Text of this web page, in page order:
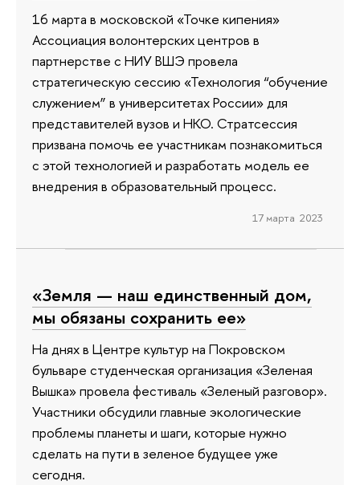
16 марта в московской «Точке кипения»
Ассоциация волонтерских центров в
партнерстве с НИУ ВШЭ провела
стратегическую сессию «Технология “обучение
служением” в университетах России» для
представителей вузов и НКО. Стратсессия
призвана помочь ее участникам познакомиться
с этой технологией и разработать модель ее
внедрения в образовательный процесс.
17 марта 2023
«Земля — наш единственный дом,
мы обязаны сохранить ее»
На днях в Центре культур на Покровском
бульваре студенческая организация «Зеленая
Вышка» провела фестиваль «Зеленый разговор».
Участники обсудили главные экологические
проблемы планеты и шаги, которые нужно
сделать на пути в зеленое будущее уже
сегодня.